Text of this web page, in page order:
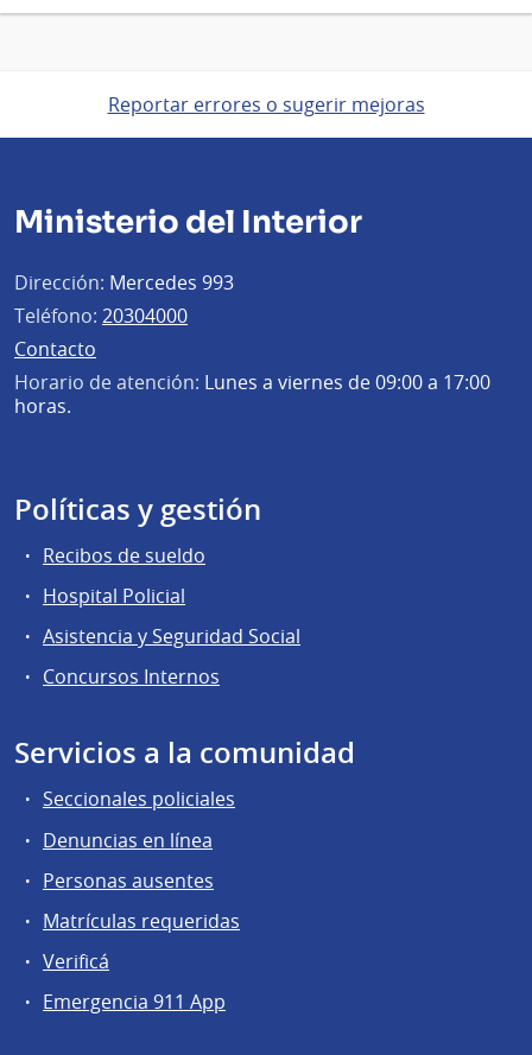
Reportar errores o sugerir mejoras
Ministerio del Interior
Dirección: Mercedes 993
Teléfono: 20304000
Contacto
Horario de atención: Lunes a viernes de 09:00 a 17:00
horas.
Políticas y gestión
Recibos de sueldo
Hospital Policial
Asistencia y Seguridad Social
Concursos Internos
Servicios a la comunidad
Seccionales policiales
Denuncias en línea
Personas ausentes
Matrículas requeridas
Verificá
Emergencia 911 App